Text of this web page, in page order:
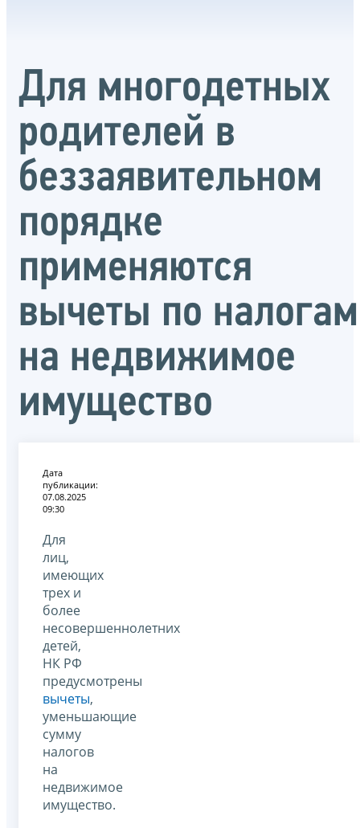
Для многодетных
родителей в
беззаявительном
порядке
применяются
вычеты по налогам
на недвижимое
имущество
Дата
публикации:
07.08.2025
09:30
Для
лиц,
имеющих
трех и
более
несовершеннолетних
детей,
НК РФ
предусмотрены
вычеты,
уменьшающие
сумму
налогов
на
недвижимое
имущество.